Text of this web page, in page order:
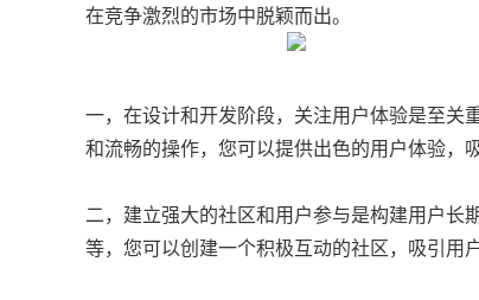
在竞争激烈的市场中脱颖而出。
一，在设计和开发阶段，关注用户体验是至关
和流畅的操作，您可以提供出色的用户体验，
二，建立强大的社区和用户参与是构建用户长
等，您可以创建一个积极互动的社区，吸引用